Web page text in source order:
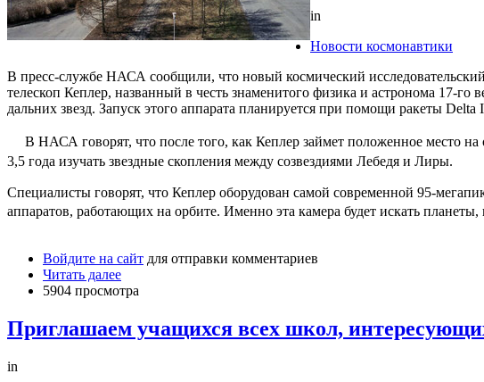
in
Новости космонавтики
В пресс-службе НАСА сообщили, что новый космический
телескоп Кеплер, названный в честь знаменитого физика и астронома 17-
дальних звезд. Запуск этого аппарата планируется при помощи ракеты
В НАСА говорят, что после того, как Кеплер займет положенное место
3,5 года изучать звездные скопления между созвездиями Лебедя и Лиры.
Специалисты говорят, что Кеплер оборудован самой современной 95-
аппаратов, работающих на орбите. Именно эта камера будет искать
Войдите на сайт для отправки комментариев
Читать далее
5904 просмотра
Приглашаем учащихся всех школ,
in